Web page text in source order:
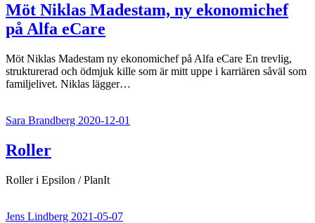
Möt Niklas Madestam, ny ekonomichef
på Alfa eCare
Möt Niklas Madestam ny ekonomichef på Alfa eCare En trevlig,
strukturerad och ödmjuk kille som är mitt uppe i karriären såväl som
familjelivet. Niklas lägger…
Sara Brandberg 2020-12-01
Roller
Roller i Epsilon / PlanIt
Jens Lindberg 2021-05-07